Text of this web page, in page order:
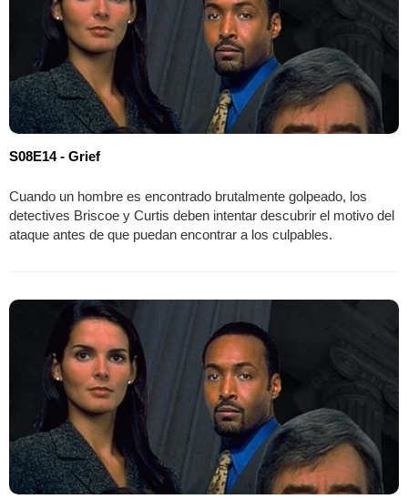
S08E14 - Grief
Cuando un hombre es encontrado brutalmente golpeado, los
detectives Briscoe y Curtis deben intentar descubrir el motivo del
ataque antes de que puedan encontrar a los culpables.